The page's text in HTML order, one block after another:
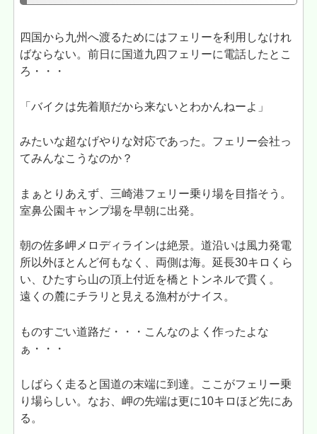
四国から九州へ渡るためにはフェリーを利用しなけれ
ばならない。前日に国道九四フェリーに電話したとこ
ろ・・・
「バイクは先着順だから来ないとわかんねーよ」
みたいな超なげやりな対応であった。フェリー会社っ
てみんなこうなのか？
まぁとりあえず、三崎港フェリー乗り場を目指そう。
室鼻公園キャンプ場を早朝に出発。
朝の佐多岬メロディラインは絶景。道沿いは風力発電
所以外ほとんど何もなく、両側は海。延長30キロくら
い、ひたすら山の頂上付近を橋とトンネルで貫く。
遠くの麓にチラリと見える漁村がナイス。
ものすごい道路だ・・・こんなのよく作ったよな
ぁ・・・
しばらく走ると国道の末端に到達。ここがフェリー乗
り場らしい。なお、岬の先端は更に10キロほど先にあ
る。